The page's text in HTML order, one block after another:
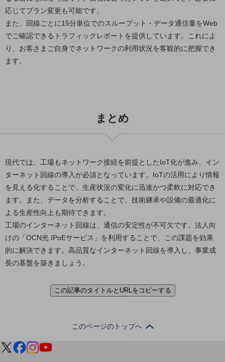
中堅中小企業のビジネスをサポート！
お悩みから見つける
お悩みから見つけるTOP
ネットワーク
リモート・ハイブリッドワーク
その他のお悩みはこちら
業界から見つける
業界から見つけるTOP
製造業
小売・卸売業
運輸業
建設業
その他の業界はこちら
モバイル・ICTサービスをオンラインで
応じてプラン変更も可能です。
また、回線ごとに15分単位でのスループット・データ通信量をWeb
でご確認できるトラフィックレポートを提供しています。これによ
り、お客さまご自身でネットワークの利用状況を客観的に把握でき
ます。
まとめ
現代では、工場もネットワーク接続を前提としたIoT化が進み、イン
ターネット回線の導入が必須となっています。IoTの活用により情報
を見える化することで、生産状況の変化に迅速かつ柔軟に対応でき
ます。また、データを分析することで、技術継承や設備の最適化に
よる生産性向上も期待できます。
工場のインターネット回線は、通信の安定性が不可欠です。法人向
けの「OCN光 IPoEサービス」を利用することで、この課題を効果
的に解決できます。高品質なインターネット回線を導入し、事業成
長の基盤を築きましょう。
この記事のタイトルとURLをコピーする
このページのトップへ